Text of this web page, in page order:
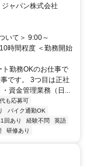
ャパン株式会社
いて＞ 9:00～
時間程度 ＜勤務開始
勤務OKのお仕事で
です。 3つ目は正社
資金管理業務（日...
も応募可
バイク通勤OK
回あり 経験不問
英語
研修あり